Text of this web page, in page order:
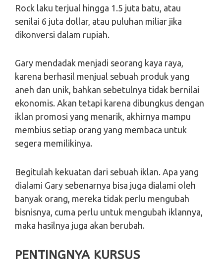
Rock laku terjual hingga 1.5 juta batu, atau
senilai 6 juta dollar, atau puluhan miliar jika
dikonversi dalam rupiah.
Gary mendadak menjadi seorang kaya raya,
karena berhasil menjual sebuah produk yang
aneh dan unik, bahkan sebetulnya tidak bernilai
ekonomis. Akan tetapi karena dibungkus dengan
iklan promosi yang menarik, akhirnya mampu
membius setiap orang yang membaca untuk
segera memilikinya.
Begitulah kekuatan dari sebuah iklan. Apa yang
dialami Gary sebenarnya bisa juga dialami oleh
banyak orang, mereka tidak perlu mengubah
bisnisnya, cuma perlu untuk mengubah iklannya,
maka hasilnya juga akan berubah.
PENTINGNYA KURSUS